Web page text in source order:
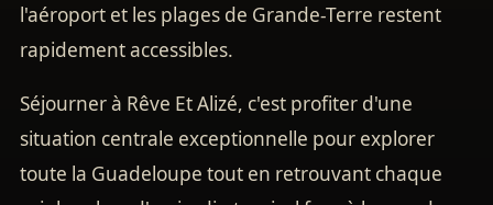
l'aéroport et les plages de Grande-Terre restent
rapidement accessibles.
Séjourner à Rêve Et Alizé, c'est profiter d'une
situation centrale exceptionnelle pour explorer
toute la Guadeloupe tout en retrouvant chaque